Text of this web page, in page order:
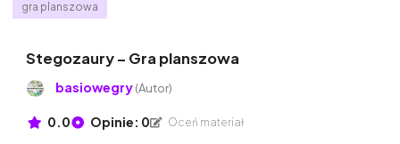
gra planszowa
Stegozaury – Gra planszowa
basiowegry(Autor)
0.0 Opinie: 0 Oceń materiał